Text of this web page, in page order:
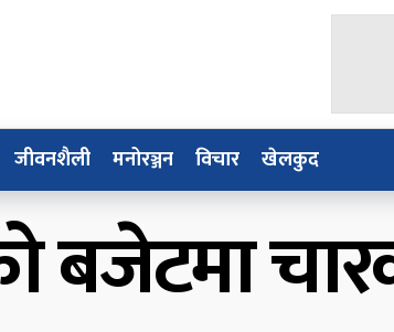
जीवनशैली मनोरञ्जन विचार खेलकुद